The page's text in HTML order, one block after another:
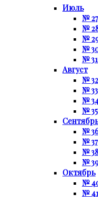
Июль
№
№
№
№
№
Август
№
№
№
№
№
№
№
№
Октябрь
№
№